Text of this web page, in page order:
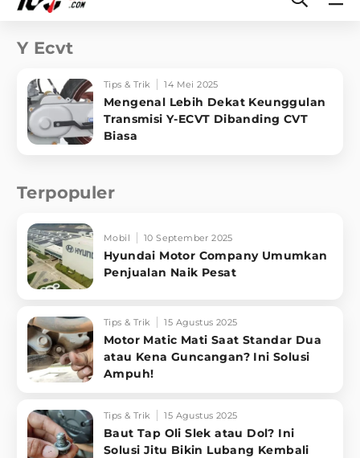
Y Ecvt
Tips & Trik 14 Mei 2025
Mengenal Lebih Dekat Keunggulan
Transmisi Y-ECVT Dibanding CVT
Biasa
Terpopuler
Mobil 10 September 2025
Hyundai Motor Company Umumkan
Penjualan Naik Pesat
Tips & Trik 15 Agustus 2025
Motor Matic Mati Saat Standar Dua
atau Kena Guncangan? Ini Solusi
Ampuh!
Tips & Trik 15 Agustus 2025
Baut Tap Oli Slek atau Dol? Ini
Solusi Jitu Bikin Lubang Kembali